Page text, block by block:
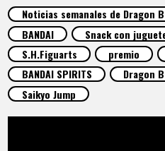
ARTÍCULOS
ACERCA DE
LANGUAGE
Noticias semanales de Dragon
BANDAI
Snack con
S.H.Figuarts
premio
BANDAI SPIRITS
Dragon
Saikyo Jump